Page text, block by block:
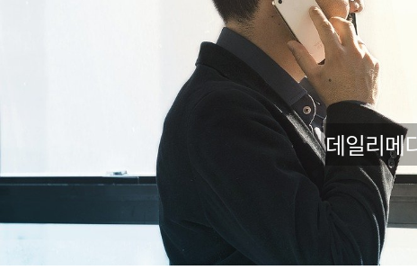
3
AI의료
4
전공의 모집 결과
의사국시 합격률
포토뉴스
지역병원 중소병원
행정처분 판례
학회·연수강좌 학회/연수강좌 행사
법적고지
데일리메